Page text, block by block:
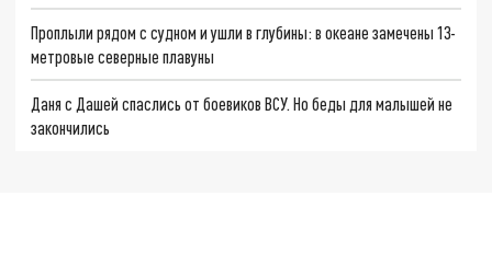
Проплыли рядом с судном и ушли в глубины: в океане замечены 13-
метровые северные плавуны
Даня с Дашей спаслись от боевиков ВСУ. Но беды для малышей не
закончились